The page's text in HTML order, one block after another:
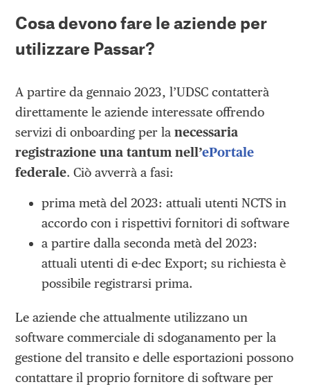
Cosa devono fare le aziende per
utilizzare Passar?
A partire da gennaio 2023, l’UDSC contatterà
direttamente le aziende interessate offrendo
servizi di onboarding per lanecessaria
registrazione una tantum nell’ePortale
federale. Ciò avverrà a fasi:
prima metà del 2023: attuali utenti NCTS in
accordo con i rispettivi fornitori di software
a partire dalla seconda metà del 2023:
attuali utenti di e-dec Export; su richiesta è
possibile registrarsi prima.
Le aziende che attualmente utilizzano un
software commerciale di sdoganamento per la
gestione del transito e delle esportazioni possono
contattare il proprio fornitore di software per